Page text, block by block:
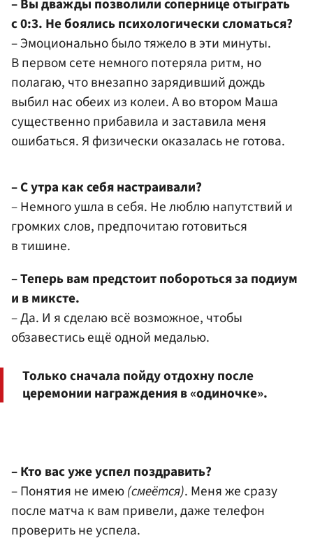
– Вы дважды позволили сопернице отыграть
с 0:3. Не боялись психологически сломаться?
– Эмоционально было тяжело в эти минуты.
В первом сете немного потеряла ритм, но
полагаю, что внезапно зарядивший дождь
выбил нас обеих из колеи. А во втором Маша
существенно прибавила и заставила меня
ошибаться. Я физически оказалась не готова.
– С утра как себя настраивали?
– Немного ушла в себя. Не люблю напутствий и
громких слов, предпочитаю готовиться
в тишине.
– Теперь вам предстоит побороться за подиум
и в миксте.
– Да. И я сделаю всё возможное, чтобы
обзавестись ещё одной медалью.
Только сначала пойду отдохну после
церемонии награждения в «одиночке».
– Кто вас уже успел поздравить?
– Понятия не имею(смеётся). Меня же сразу
после матча к вам привели, даже телефон
проверить не успела.